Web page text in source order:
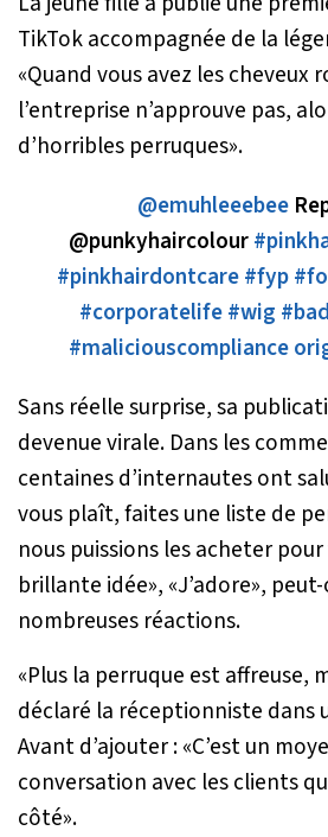
TikTok accompagnée de la
«Quand vous avez les cheveux
l’entreprise n’approuve pas,
d’horribles perruques».
@emuhleeebee
@punkyhaircolour
#pinkhairdontcare#fyp
#corporatelife#wig
#maliciouscompliance
Sans réelle surprise, sa
devenue virale. Dans les
centaines d’internautes ont
vous plaît, faites une liste de
nous puissions les acheter
brillante idée», «J’adore»,
nombreuses réactions.
«Plus la perruque est affreuse,
déclaré la réceptionniste dans
Avant d’ajouter : «C’est un
conversation avec les clients
côté».